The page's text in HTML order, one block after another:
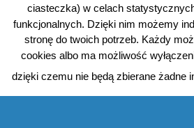
ciasteczka) w celach
funkcjonalnych. Dzięki nim możemy
stronę do twoich potrzeb. Każdy
cookies albo ma możliwość
dzięki czemu nie będą zbierane żadne